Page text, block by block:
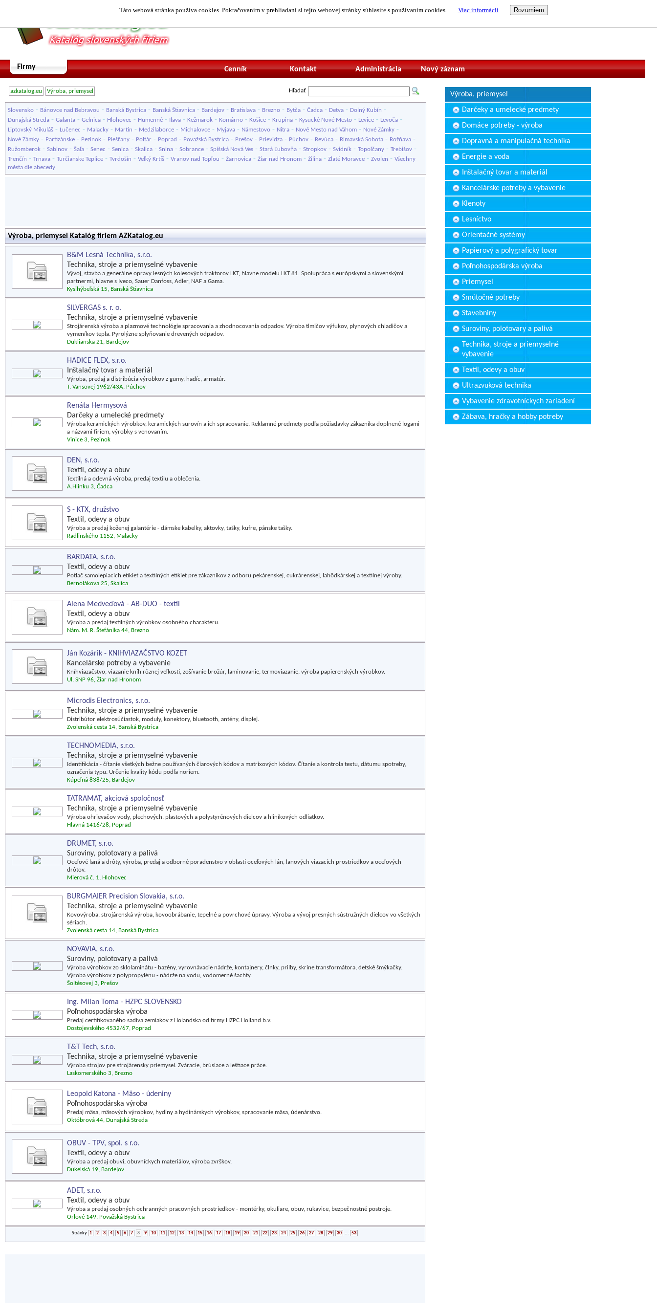
Táto webová stránka používa cookies. Pokračovaním v prehliadaní si tejto webovej stránky súhlasíte s používaním cookies. Viac informácií
Firmy Nový záznam
Administrácia
Kontakt
Cenník
azkatalog.eu Výroba, priemysel Hľadať
Slovensko - Bánovce nad Bebravou - Banská Bystrica - Banská Štiavnica - Bardejov - Bratislava - Brezno - Bytča - Čadca - Detva - Dolný Kubín -
Dunajská Streda - Galanta - Gelnica - Hlohovec - Humenné - Ilava - Kežmarok - Komárno - Košice - Krupina - Kysucké Nové Mesto - Levice - Levoča -
Liptovský Mikuláš - Lučenec - Malacky - Martin - Medzilaborce - Michalovce - Myjava - Námestovo - Nitra - Nové Mesto nad Váhom - Nové Zámky -
Nové Zámky - Partizánske - Pezinok - Piešťany - Poltár - Poprad - Považská Bystrica - Prešov - Prievidza - Púchov - Revúca - Rimavská Sobota - Rožňava -
Ružomberok - Sabinov - Šaľa - Senec - Senica - Skalica - Snina - Sobrance - Spišská Nová Ves - Stará Ľubovňa - Stropkov - Svidník - Topoľčany - Trebišov -
Trenčín - Trnava - Turčianske Teplice - Tvrdošín - Veľký Krtíš - Vranov nad Topľou - Žarnovica - Žiar nad Hronom - Žilina - Zlaté Moravce - Zvolen - Všechny
města dle abecedy
Výroba, priemysel Katalóg firiem AZKatalog.eu
B&M Lesná Technika, s.r.o.
Technika, stroje a priemyselné vybavenie
Vývoj, stavba a generálne opravy lesných kolesových traktorov LKT, hlavne modelu LKT 81. Spolupráca s európskymi a slovenskými
partnermi, hlavne s Iveco, Sauer Danfoss, Adler, NAF a Gama.
Kysihýbeľská 15, Banská Štiavnica
SILVERGAS s. r. o.
Technika, stroje a priemyselné vybavenie
Strojárenská výroba a plazmové technológie spracovania a zhodnocovania odpadov. Výroba tlmičov výfukov, plynových chladičov a
vymeníkov tepla. Pyrolýzne splyňovanie drevených odpadov.
Duklianska 21, Bardejov
HADICE FLEX, s.r.o.
Inštalačný tovar a materiál
Výroba, predaj a distribúcia výrobkov z gumy, hadíc, armatúr.
T. Vansovej 1962/43A, Púchov
Renáta Hermysová
Darčeky a umelecké predmety
Výroba keramických výrobkov, keramických surovín a ich spracovanie. Reklamné predmety podľa požiadavky zákazníka doplnené logami
a názvami firiem, výrobky s venovaním.
Vinice 3, Pezinok
DEN, s.r.o.
Textil, odevy a obuv
Textilná a odevná výroba, predaj textilu a oblečenia.
A.Hlinku 3, Čadca
S - KTX, družstvo
Textil, odevy a obuv
Výroba a predaj koženej galantérie - dámske kabelky, aktovky, tašky, kufre, pánske tašky.
Radlinského 1152, Malacky
BARDATA, s.r.o.
Textil, odevy a obuv
Potlač samolepiacich etikiet a textilných etikiet pre zákazníkov z odboru pekárenskej, cukrárenskej, lahôdkárskej a textilnej výroby.
Bernolákova 25, Skalica
Alena Medveďová - AB-DUO - textil
Textil, odevy a obuv
Výroba a predaj textilných výrobkov osobného charakteru.
Nám. M. R. Štefánika 44, Brezno
Ján Kozárik - KNIHVIAZAČSTVO KOZET
Kancelárske potreby a vybavenie
Kníhviazačstvo, viazanie kníh rôznej veľkosti, zošívanie brožúr, laminovanie, termoviazanie, výroba papierenských výrobkov.
Ul. SNP 96, Žiar nad Hronom
Microdis Electronics, s.r.o.
Technika, stroje a priemyselné vybavenie
Distribútor elektrosúčiastok, moduly, konektory, bluetooth, antény, displej.
Zvolenská cesta 14, Banská Bystrica
TECHNOMEDIA, s.r.o.
Technika, stroje a priemyselné vybavenie
Identifikácia - čítanie všetkých bežne používaných čiarových kódov a matrixových kódov. Čítanie a kontrola textu, dátumu spotreby,
označenia typu. Určenie kvality kódu podľa noriem.
Kúpeľná 838/25, Bardejov
TATRAMAT, akciová spoločnosť
Technika, stroje a priemyselné vybavenie
Výroba ohrievačov vody, plechových, plastových a polystyrénových dielcov a hliníkových odliatkov.
Hlavná 1416/28, Poprad
DRUMET, s.r.o.
Suroviny, polotovary a palivá
Oceľové laná a drôty, výroba, predaj a odborné poradenstvo v oblasti oceľových lán, lanových viazacích prostriedkov a oceľových
drôtov.
Mierová č. 1, Hlohovec
BURGMAIER Precision Slovakia, s.r.o.
Technika, stroje a priemyselné vybavenie
Kovovýroba, strojárenská výroba, kovoobrábanie, tepelné a povrchové úpravy. Výroba a vývoj presných sústružných dielcov vo všetkých
sériach.
Zvolenská cesta 14, Banská Bystrica
NOVAVIA, s.r.o.
Suroviny, polotovary a palivá
Výroba výrobkov zo sklolaminátu - bazény, vyrovnávacie nádrže, kontajnery, člnky, prilby, skrine transformátora, detské šmýkačky.
Výroba výrobkov z polypropylénu - nádrže na vodu, vodomerné šachty.
Šoltésovej 3, Prešov
Ing. Milan Toma - HZPC SLOVENSKO
Poľnohospodárska výroba
Predaj certifikovaného sadiva zemiakov z Holandska od firmy HZPC Holland b.v.
Dostojevského 4532/67, Poprad
T&T Tech, s.r.o.
Technika, stroje a priemyselné vybavenie
Výroba strojov pre strojárensky priemysel. Zváracie, brúsiace a leštiace práce.
Laskomerského 3, Brezno
Leopold Katona - Mäso - údeniny
Poľnohospodárska výroba
Predaj mäsa, mäsových výrobkov, hydiny a hydinárskych výrobkov, spracovanie mäsa, údenárstvo.
Októbrová 44, Dunajská Streda
OBUV - TPV, spol. s r.o.
Textil, odevy a obuv
Výroba a predaj obuvi, obuvníckych materiálov, výroba zvrškov.
Dukelská 19, Bardejov
ADET, s.r.o.
Textil, odevy a obuv
Výroba a predaj osobných ochranných pracovných prostriedkov - montérky, okuliare, obuv, rukavice, bezpečnostné postroje.
Orlové 149, Považská Bystrica
Stránky 1 2 3 4 5 6 7 8 9 10 11 12 13 14 15 16 17 18 19 20 21 22 23 24 25 26 27 28 29 30 ... 53
Výroba, priemysel
Darčeky a umelecké predmety
Domáce potreby - výroba
Dopravná a manipulačná technika
Energie a voda
Inštalačný tovar a materiál
Kancelárske potreby a vybavenie
Klenoty
Lesníctvo
Orientačné systémy
Papierový a polygrafický tovar
Poľnohospodárska výroba
Priemysel
Smútočné potreby
Stavebniny
Suroviny, polotovary a palivá
Technika, stroje a priemyselné
vybavenie
Textil, odevy a obuv
Ultrazvuková technika
Vybavenie zdravotníckych zariadení
Zábava, hračky a hobby potreby